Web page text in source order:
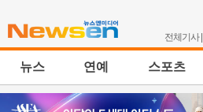
전체기사|
뉴스 연예 스포츠